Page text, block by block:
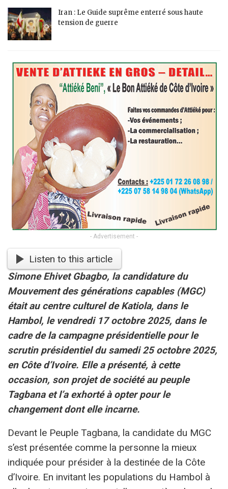
Iran : Le Guide suprême enterré sous haute
tension de guerre
- Advertisement -
Listen to this article
Simone Ehivet Gbagbo, la candidature du
Mouvement des générations capables (MGC)
était au centre culturel de Katiola, dans le
Hambol, le vendredi 17 octobre 2025, dans le
cadre de la campagne présidentielle pour le
scrutin présidentiel du samedi 25 octobre 2025,
en Côte d’Ivoire. Elle a présenté, à cette
occasion, son projet de société au peuple
Tagbana et l’a exhorté à opter pour le
changement dont elle incarne.
Devant le Peuple Tagbana, la candidate du MGC
s’est présentée comme la personne la mieux
indiquée pour présider à la destinée de la Côte
d’Ivoire. En invitant les populations du Hambol à